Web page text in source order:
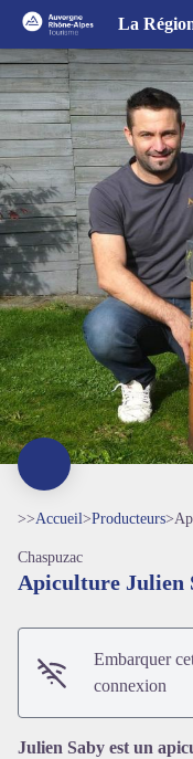
La
>>Accueil>Producteurs>
Chaspuzac
Apiculture Julien
Embarquer
connexion
Julien Saby est un